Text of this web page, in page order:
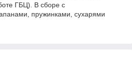
ГБЦ). В сборе с
пружинками, сухарями